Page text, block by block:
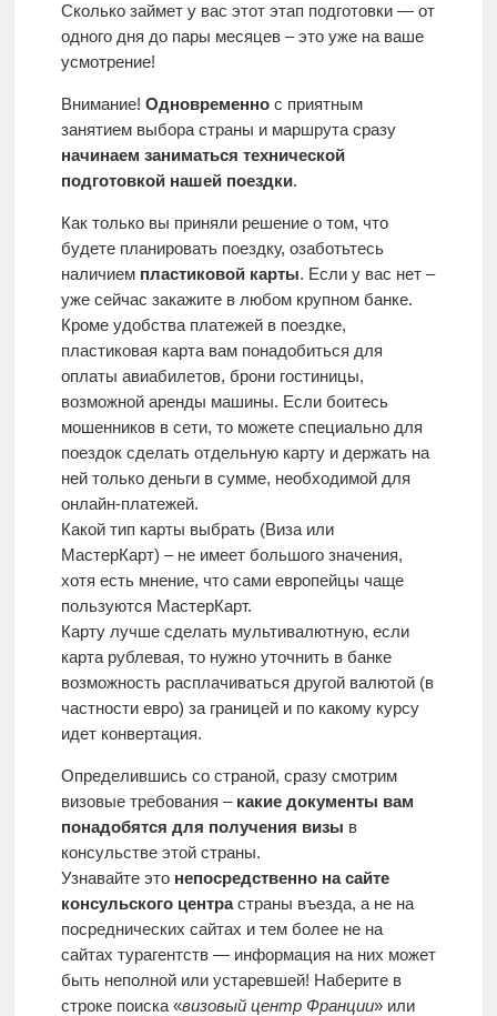
Сколько займет у вас этот этап подготовки — от
одного дня до пары месяцев – это уже на ваше
усмотрение!
Внимание! Одновременнос приятным
занятием выбора страны и маршрута сразу
начинаем заниматься технической
подготовкой нашей поездки.
Как только вы приняли решение о том, что
будете планировать поездку, озаботьтесь
наличием пластиковой карты. Если у вас нет –
уже сейчас закажите в любом крупном банке.
Кроме удобства платежей в поездке,
пластиковая карта вам понадобиться для
оплаты авиабилетов, брони гостиницы,
возможной аренды машины. Если боитесь
мошенников в сети, то можете специально для
поездок сделать отдельную карту и держать на
ней только деньги в сумме, необходимой для
онлайн-платежей.
Какой тип карты выбрать (Виза или
МастерКарт) – не имеет большого значения,
хотя есть мнение, что сами европейцы чаще
пользуются МастерКарт.
Карту лучше сделать мультивалютную, если
карта рублевая, то нужно уточнить в банке
возможность расплачиваться другой валютой (в
частности евро) за границей и по какому курсу
идет конвертация.
Определившись со страной, сразу смотрим
визовые требования – какие документы вам
понадобятся для получения визы в
консульстве этой страны.
Узнавайте это непосредственно на сайте
консульского центрастраны въезда, а не на
посреднических сайтах и тем более не на
сайтах турагентств — информация на них может
быть неполной или устаревшей! Наберите в
строке поиска «визовый центр Франции» или